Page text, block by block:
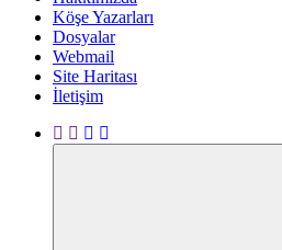
Köşe Yazarları
Dosyalar
Webmail
Site Haritası
İletişim